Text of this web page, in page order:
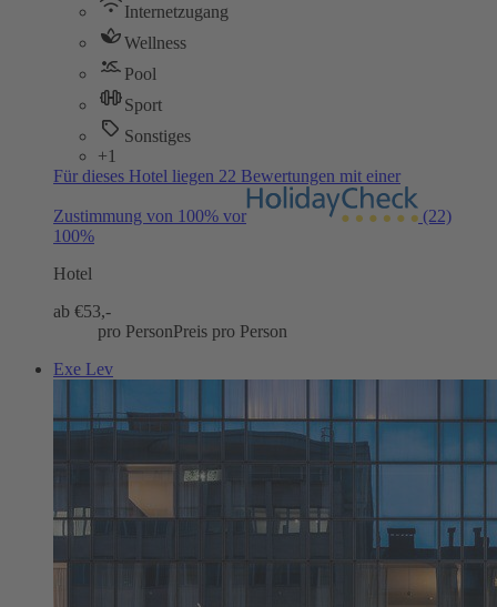
Internetzugang
Wellness
Pool
Sport
Sonstiges
+1
Für dieses Hotel liegen 22 Bewertungen mit einer
Zustimmung von 100% vor
(22)
100%
Hotel
ab €53,-
pro PersonPreis pro Person
Exe Lev